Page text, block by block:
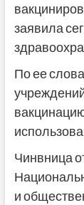
заявила
По ее
Чинвница
и